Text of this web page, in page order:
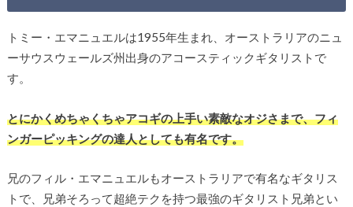
トミー・エマニュエルは1955年生まれ、オーストラリアのニュ
ーサウスウェールズ州出身のアコースティックギタリストで
す。
とにかくめちゃくちゃアコギの上手い素敵なオジさまで、フィ
ンガーピッキングの達人としても有名です。
兄のフィル・エマニュエルもオーストラリアで有名なギタリス
トで、兄弟そろって超絶テクを持つ最強のギタリスト兄弟とい